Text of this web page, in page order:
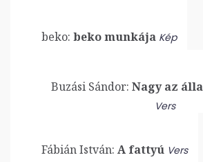
beko: beko munkája Kép
Buzási Sándor: Nagy az
Vers
Fábián István: A fattyú Vers